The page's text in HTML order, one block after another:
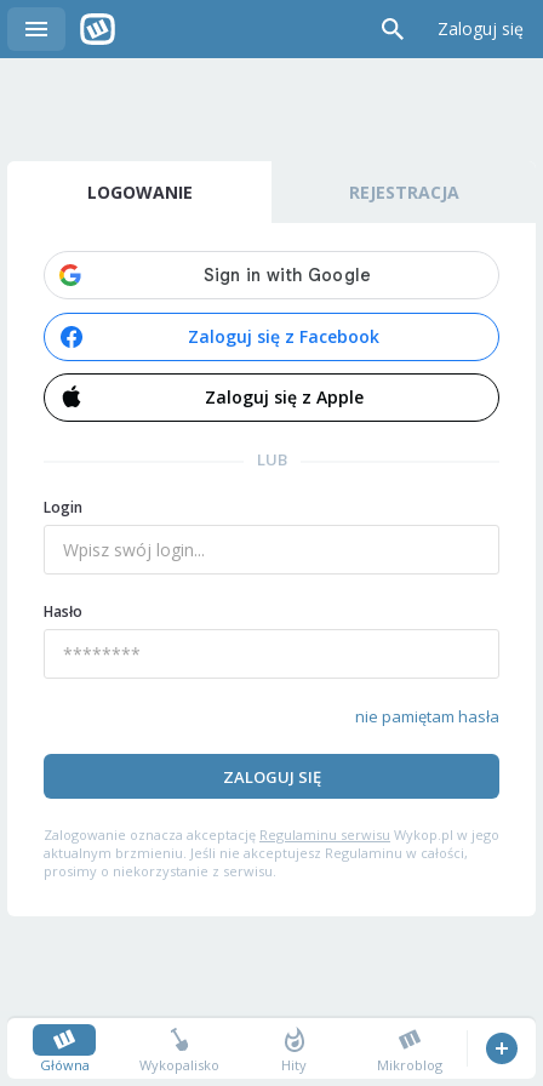
Zaloguj się
LOGOWANIE REJESTRACJA
Zaloguj się z Facebook
Zaloguj się z Apple
LUB
Login
Hasło
nie pamiętam hasła
ZALOGUJ SIĘ
Zalogowanie oznacza akceptację Regulaminu serwisu Wykop.pl w jego
aktualnym brzmieniu. Jeśli nie akceptujesz Regulaminu w całości,
prosimy o niekorzystanie z serwisu.
Główna Wykopalisko Hity Mikroblog